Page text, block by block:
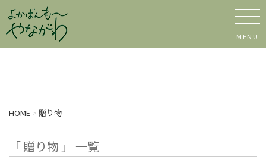
MENU
HOME > 贈り物
「 贈り物 」 一覧